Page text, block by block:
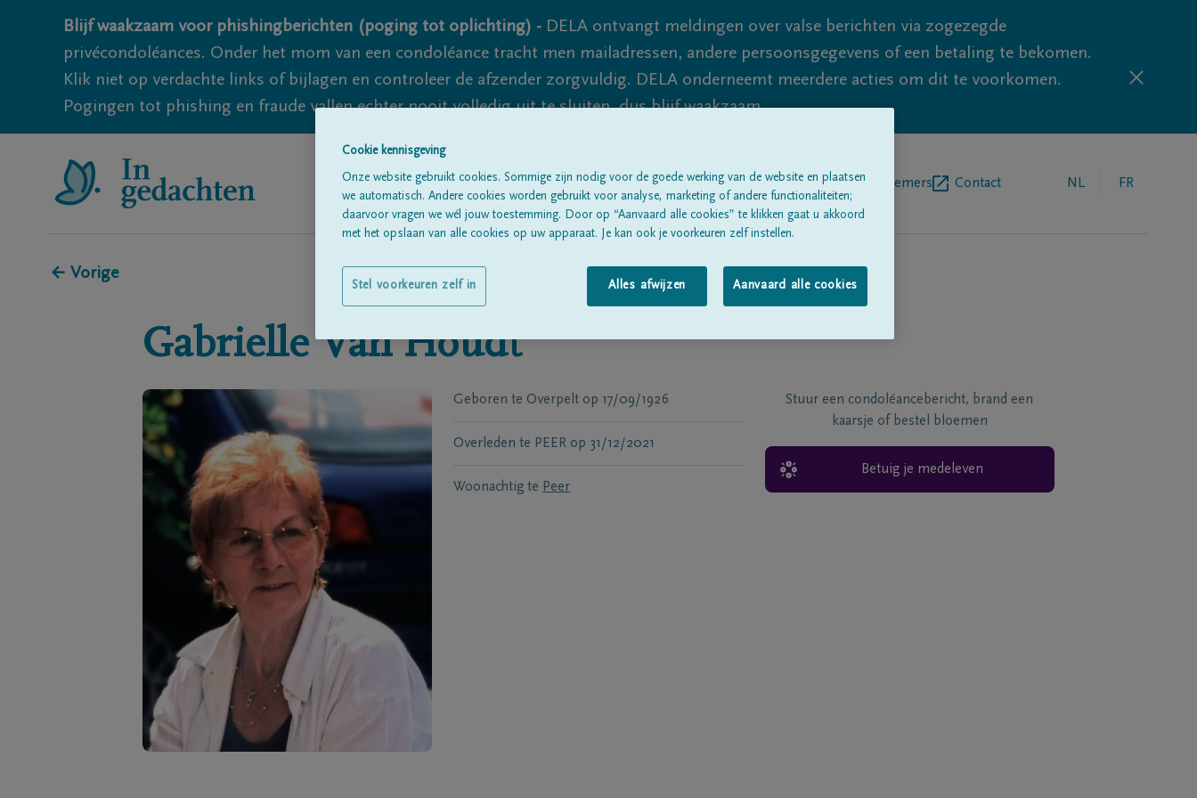
Blijf waakzaam voor phishingberichten (poging tot oplichting) - DELA ontvangt meldingen over valse berichten via zogezegde
privécondoléances. Onder het mom van een condoléance tracht men mailadressen, andere persoonsgegevens of een betaling te bekomen.
Klik niet op verdachte links of bijlagen en controleer de afzender zorgvuldig. DELA onderneemt meerdere acties om dit te voorkomen.
Pogingen tot phishing en fraude vallen echter nooit volledig uit te sluiten, dus blijf waakzaam.
Alle rouwberichtenOver onsBegrafenisondernemers Contact NL FR
← Vorige
Gabrielle Van Houdt
Geboren te Overpelt op 17/09/1926
Overleden te PEER op 31/12/2021
Woonachtig te Peer
Stuur een condoléancebericht, brand een
kaarsje of bestel bloemen
Betuig je medeleven
Cookie kennisgeving
Onze website gebruikt cookies. Sommige zijn nodig voor de goede werking van de website en plaatsen
we automatisch. Andere cookies worden gebruikt voor analyse, marketing of andere functionaliteiten;
daarvoor vragen we wél jouw toestemming. Door op “Aanvaard alle cookies” te klikken gaat u akkoord
met het opslaan van alle cookies op uw apparaat. Je kan ook je voorkeuren zelf instellen.
Alles afwijzen Aanvaard alle cookies
Stel voorkeuren zelf in